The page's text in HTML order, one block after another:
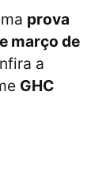
prova
março de
a
GHC